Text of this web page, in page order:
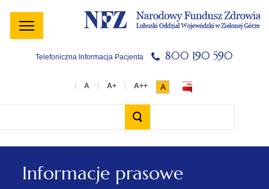
Menu
główne
Menu
lewe
Treść
główna
Szukaj
w
serwisie
Stopka
Telefoniczna Informacja Pacjenta 800 190 590
A
Informacje prasowe